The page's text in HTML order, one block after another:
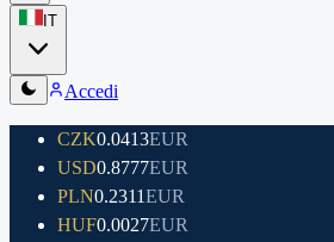
IT
Accedi
CZK0.0413EUR
USD0.8777EUR
PLN0.2311EUR
HUF0.0027EUR